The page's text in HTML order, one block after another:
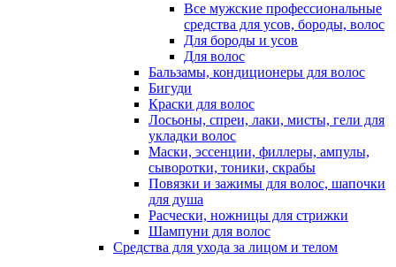
Все мужские профессиональные
средства для усов, бороды, волос
Для бороды и усов
Для волос
Бальзамы, кондиционеры для волос
Бигуди
Краски для волос
Лосьоны, спреи, лаки, мисты, гели для
укладки волос
Маски, эссенции, филлеры, ампулы,
сыворотки, тоники, скрабы
Повязки и зажимы для волос, шапочки
для душа
Расчески, ножницы для стрижки
Шампуни для волос
Средства для ухода за лицом и телом